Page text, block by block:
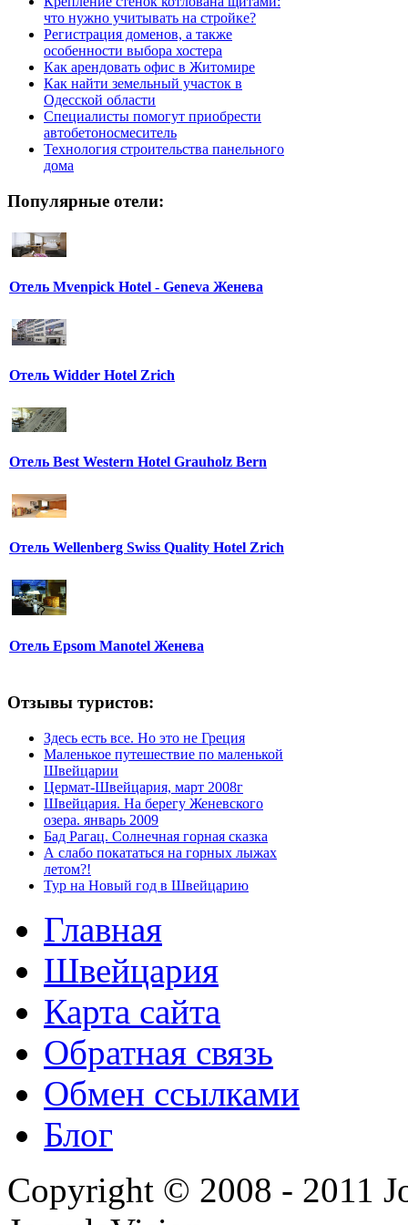
что нужно учитывать на стройке?
Регистрация доменов, а также
особенности выбора хостера
Как арендовать офис в Житомире
Как найти земельный участок в
Одесской области
Специалисты помогут приобрести
автобетоносмеситель
Технология строительства панельного
дома
Популярные отели:
Отель Mvenpick Hotel - Geneva Женева
Отель Widder Hotel Zrich
Отель Best Western Hotel Grauholz Bern
Отель Wellenberg Swiss Quality Hotel Zrich
Отель Epsom Manotel Женева
Отзывы туристов:
Здесь есть все. Но это не Греция
Маленькое путешествие по маленькой
Швейцарии
Цермат-Швейцария, март 2008г
Швейцария. На берегу Женевского
озера. январь 2009
Бад Рагац. Солнечная горная сказка
А слабо покататься на горных лыжах
летом?!
Тур на Новый год в Швейцарию
Главная
Швейцария
Карта сайта
Обратная связь
Обмен ссылками
Блог
Copyright © 2008 - 2011